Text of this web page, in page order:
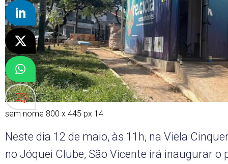
sem nome 800 x 445 px 14
Neste dia 12 de maio, às 11h, na Viela
no Jóquei Clube, São Vicente irá inaugurar o